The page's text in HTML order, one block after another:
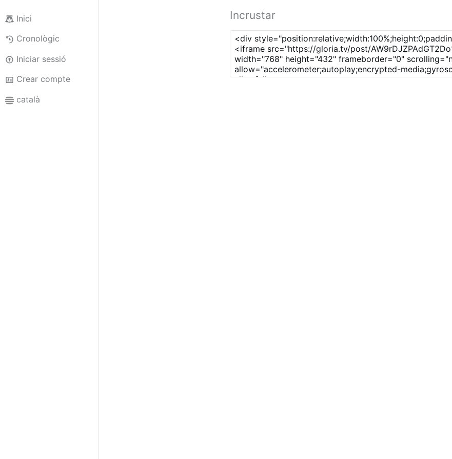
Inici
Cronològic
Iniciar sessió
Crear compte
català
Incrustar